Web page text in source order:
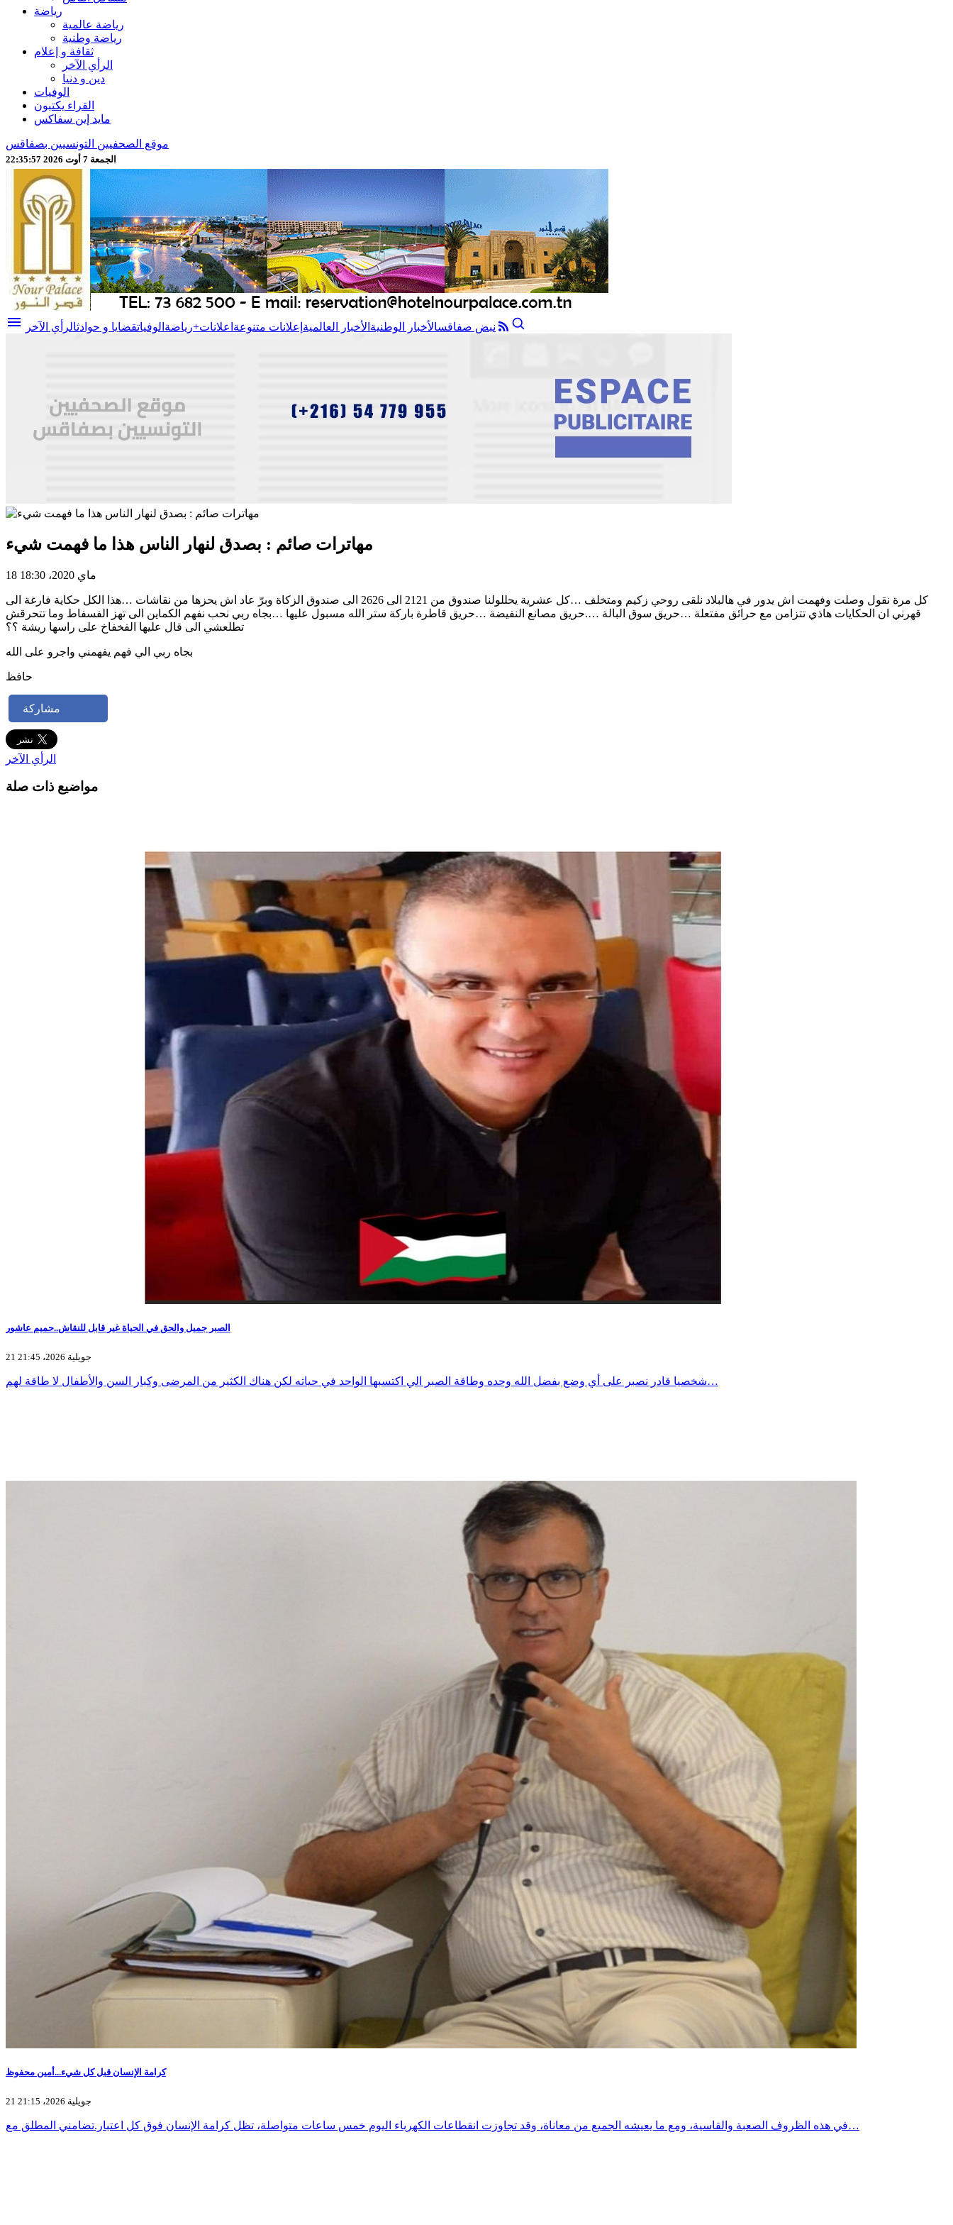
رياضة
رياضة عالمية
رياضة وطنية
ثقافة و إعلام
الرأي الآخر
دين و دنيا
الوفيات
القراء يكتبون
مايد إين سفاكس
موقع الصحفيين التونسيين بصفاقس
الجمعة 7 أوت 2026 22:35:59
menu نبض صفاقسالأخبار الوطنية الأخبار العالمية إعلانات متنوعة اعلانات+رياضة الوفياتقضايا و حوادثالرأي الآخر
مهاترات صائم : بصدق لنهار الناس هذا ما فهمت شيء
18 ماي 2020، 18:30
كل مرة نقول وصلت وفهمت اش يدور في هالبلاد نلقى روحي زكيم ومتخلف …كل عشرية يحللولنا صندوق من 2121 الى 2626 الى صندوق الزكاة وبرّ عاد اش يحزها من نقاشات …هذا الكل حكاية فارغة الى
قهرني ان الحكايات هاذي تتزامن مع حرائق مفتعلة …حريق سوق البالة ….حريق مصانع النفيضة …حريق قاطرة باركة ستر الله مسبول عليها …بجاه ربي نحب نفهم الكماين الى تهز الفسفاط وما تتحرقش
تطلعشي الى قال عليها الفخفاخ على راسها ريشة ؟؟
بجاه ربي الي فهم يفهمني واجرو على الله
حافظ
مشاركة
الرأي الآخر
مواضيع ذات صلة
الصبر جميل والحق في الحياة غير قابل للنقاش..حميم عاشور
21 جويلية 2026، 21:45
شخصيا قادر نصبر على أي وضع بفضل الله وحده وطاقة الصبر الي اكتسبها الواحد في حياته لكن هناك الكثير من المرضى وكبار السن والأطفال لا طاقة لهم…
كرامة الإنسان قبل كل شيء...أمين محفوظ
21 جويلية 2026، 21:15
في هذه الظروف الصعبة والقاسية، ومع ما يعيشه الجميع من معاناة، وقد تجاوزت انقطاعات الكهرباء اليوم خمس ساعات متواصلة، تظل كرامة الإنسان فوق كل اعتبار.تضامني المطلق مع…